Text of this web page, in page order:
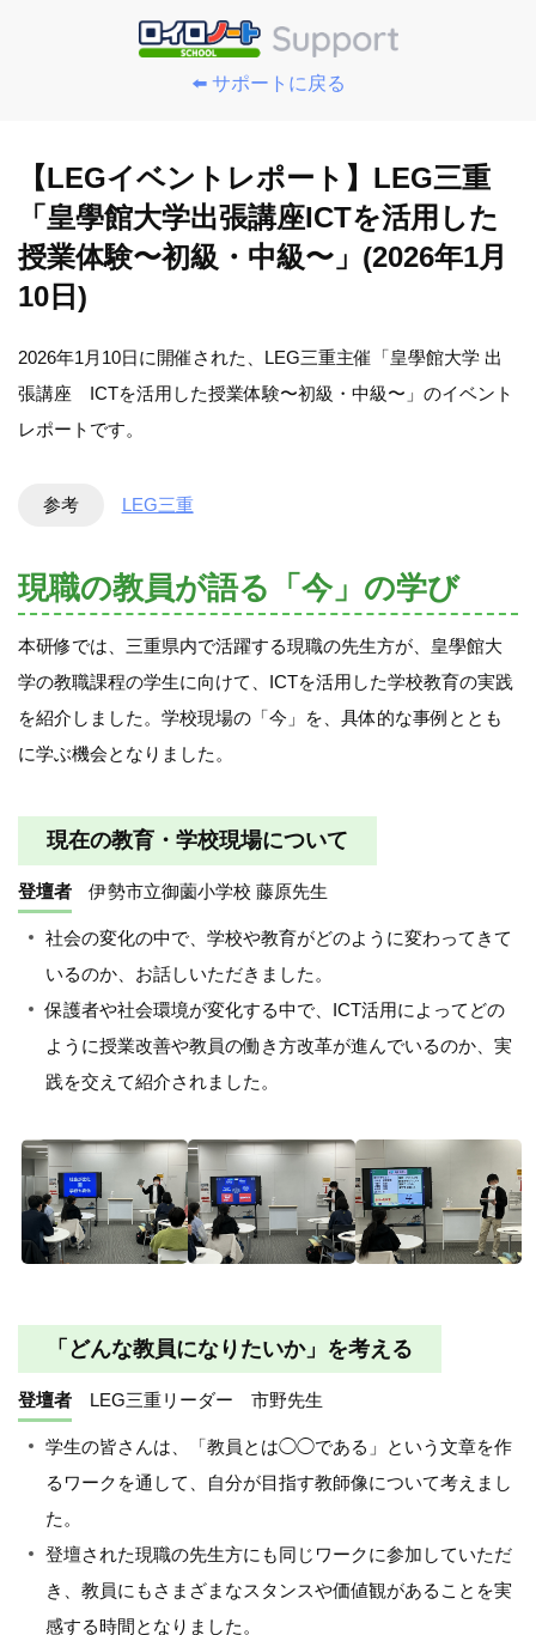
⬅️ サポートに戻る
【LEGイベントレポート】LEG三重
「皇學館大学出張講座ICTを活用した
授業体験〜初級・中級〜」(2026年1月
10日)
2026年1月10日に開催された、LEG三重主催「皇學館大学 出
張講座 ICTを活用した授業体験〜初級・中級〜」のイベント
レポートです。
参考 LEG三重
現職の教員が語る「今」の学び
本研修では、三重県内で活躍する現職の先生方が、皇學館大
学の教職課程の学生に向けて、ICTを活用した学校教育の実践
を紹介しました。学校現場の「今」を、具体的な事例ととも
に学ぶ機会となりました。
現在の教育・学校現場について
登壇者 伊勢市立御薗小学校 藤原先生
社会の変化の中で、学校や教育がどのように変わってきて
いるのか、お話しいただきました。
保護者や社会環境が変化する中で、ICT活用によってどの
ように授業改善や教員の働き方改革が進んでいるのか、実
践を交えて紹介されました。
「どんな教員になりたいか」を考える
登壇者 LEG三重リーダー 市野先生
学生の皆さんは、「教員とは◯◯である」という文章を作
るワークを通して、自分が目指す教師像について考えまし
た。
登壇された現職の先生方にも同じワークに参加していただ
き、教員にもさまざまなスタンスや価値観があることを実
感する時間となりました。